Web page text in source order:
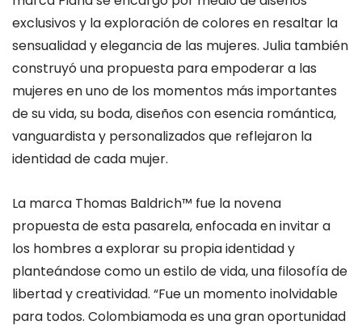
exclusivos y la exploración de colores en resaltar la
sensualidad y elegancia de las mujeres. Julia también
construyó una propuesta para empoderar a las
mujeres en uno de los momentos más importantes
de su vida, su boda, diseños con esencia romántica,
vanguardista y personalizados que reflejaron la
identidad de cada mujer.
La marca Thomas Baldrich™ fue la novena
propuesta de esta pasarela, enfocada en invitar a
los hombres a explorar su propia identidad y
planteándose como un estilo de vida, una filosofía de
libertad y creatividad. “Fue un momento inolvidable
para todos. Colombiamoda es una gran oportunidad